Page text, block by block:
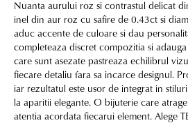
Nuanta aurului roz si contrastul delicat
inel din aur roz cu safire de 0.43ct si
aduc accente de culoare si dau
completeaza discret compozitia si
care sunt asezate pastreaza echilibrul
fiecare detaliu fara sa incarce designul.
iar rezultatul este usor de integrat in
la aparitii elegante. O bijuterie care
atentia acordata fiecarui element. Alege